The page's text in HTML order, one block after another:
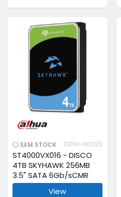
SEM STOCK DIDH-00020
ST4000VX016 - DISCO
4TB SKYHAWK 256MB
3.5" SATA 6Gb/sCMR
View